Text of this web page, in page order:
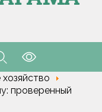
рассказал врач-
проверенный